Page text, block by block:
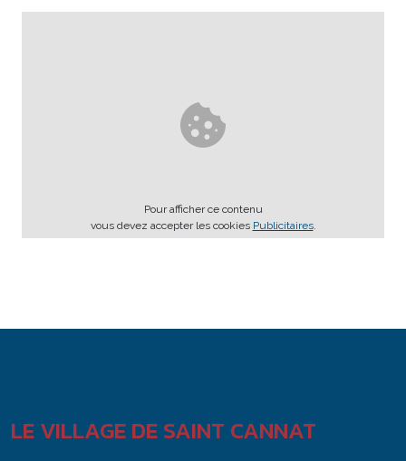
Pour afficher ce contenu
vous devez accepter les cookies Publicitaires.
LE VILLAGE DE SAINT CANNAT